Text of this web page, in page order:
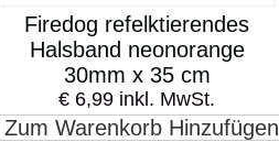
Firedog refelktierendes
Halsband neonorange
30mm x 35 cm
€ 6,99 inkl. MwSt.
Zum Warenkorb Hinzufügen